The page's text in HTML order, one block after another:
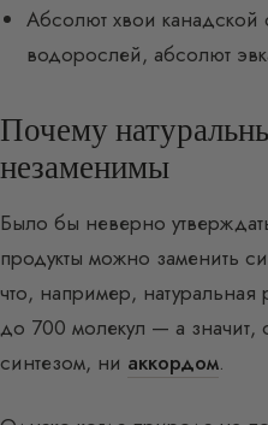
Абсолют хвои
водорослей, абсолют
Почему
незаменимы
Было бы неверно
продукты можно заменить
что, например, натуральная
до 700 молекул — а значит,
синтезом, ни аккордом.